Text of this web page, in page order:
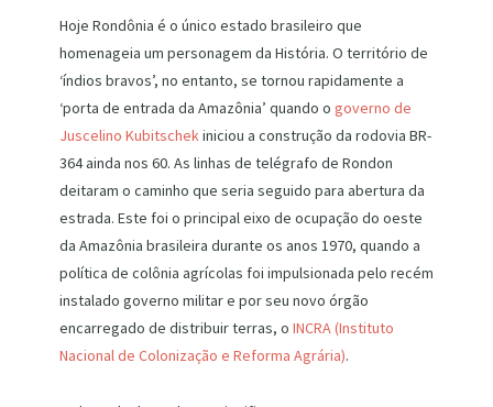
Hoje Rondônia é o único estado brasileiro que
homenageia um personagem da História. O território de
‘índios bravos’, no entanto, se tornou rapidamente a
‘porta de entrada da Amazônia’ quando o governo de
Juscelino Kubitschekiniciou a construção da rodovia BR-
364 ainda nos 60. As linhas de telégrafo de Rondon
deitaram o caminho que seria seguido para abertura da
estrada. Este foi o principal eixo de ocupação do oeste
da Amazônia brasileira durante os anos 1970, quando a
política de colônia agrícolas foi impulsionada pelo recém
instalado governo militar e por seu novo órgão
encarregado de distribuir terras, o INCRA (Instituto
Nacional de Colonização e Reforma Agrária).